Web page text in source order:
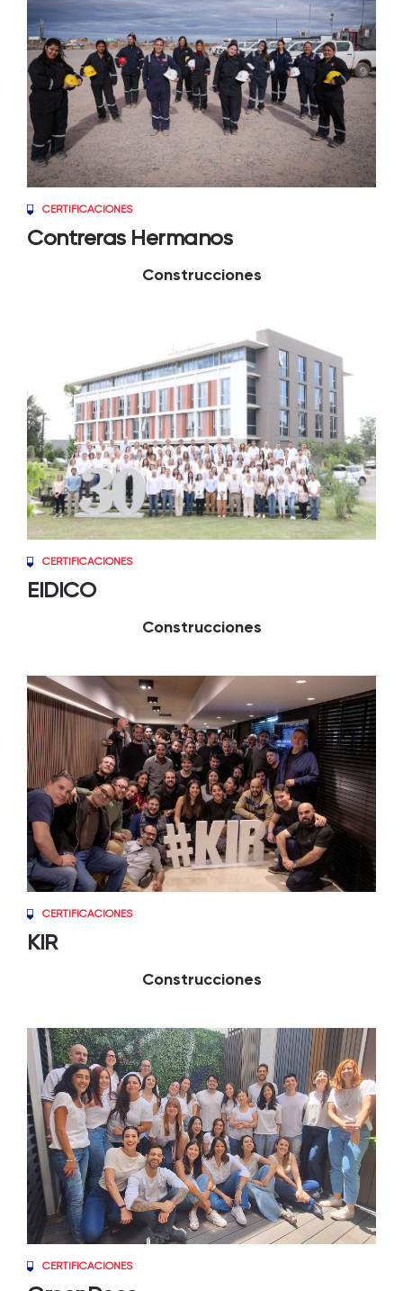
CERTIFICACIONES
Contreras Hermanos
Construcciones
CERTIFICACIONES
EIDICO
Construcciones
CERTIFICACIONES
KIR
Construcciones
CERTIFICACIONES